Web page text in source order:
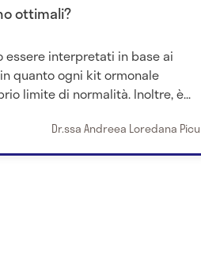
ottimali?
essere interpretati in base ai
quanto ogni kit ormonale
limite di normalità. Inoltre, è...
Dr.ssa Andreea Loredana Picu